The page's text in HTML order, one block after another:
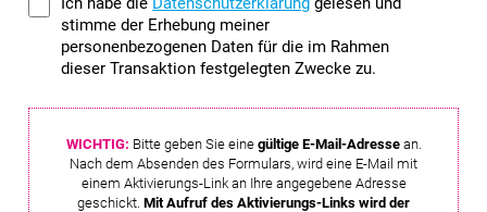
stimme der Erhebung meiner
personenbezogenen Daten für die im Rahmen
dieser Transaktion festgelegten Zwecke zu.
WICHTIG: Bitte geben Sie eine gültige E-Mail-Adressean.
Nach dem Absenden des Formulars, wird eine E-Mail mit
einem Aktivierungs-Link an Ihre angegebene Adresse
geschickt. Mit Aufruf des Aktivierungs-Links wird der